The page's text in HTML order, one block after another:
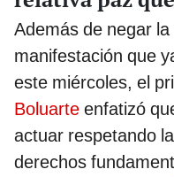
Además de negar
manifestación que
este miércoles, el
Boluarte enfatizó
actuar respetando
derechos